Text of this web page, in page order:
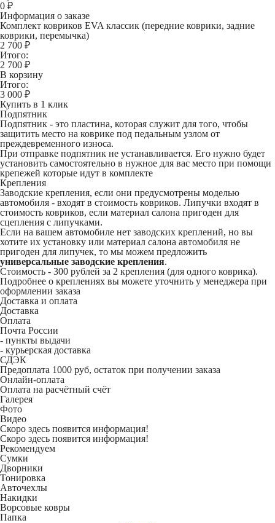
0 ₽
Информация о заказе
Комплект ковриков EVA классик (передние коврики, задние
коврики, перемычка)
2 700 ₽
Итого:
2 700 ₽
В корзину
Итого:
3 000 ₽
Купить в 1 клик
Подпятник
Подпятник - это пластина, которая служит для того, чтобы
защитить место на коврике под педальным узлом от
преждевременного износа.
При отправке подпятник не устанавливается. Его нужно будет
установить самостоятельно в нужное для вас место при помощи
крепежей которые идут в комплекте
Крепления
Заводские крепления, если они предусмотрены моделью
автомобиля - входят в стоимость ковриков. Липучки входят в
стоимость ковриков, если материал салона пригоден для
сцепления с липучками.
Если на вашем автомобиле нет заводских креплений, но вы
хотите их установку или материал салона автомобиля не
пригоден для липучек, то мы можем предложить
универсальные заводские крепления.
Стоимость - 300 рублей за 2 крепления (для одного коврика).
Подробнее о креплениях вы можете уточнить у менеджера при
оформлении заказа
Доставка и оплата
Доставка
Оплата
Почта России
- пункты выдачи
- курьерская доставка
СДЭК
Предоплата 1000 руб, остаток при получении заказа
Онлайн-оплата
Оплата на расчётный счёт
Галерея
Фото
Видео
Скоро здесь появится информация!
Скоро здесь появится информация!
Рекомендуем
Сумки
Дворники
Тонировка
Авточехлы
Накидки
Ворсовые ковры
Папка